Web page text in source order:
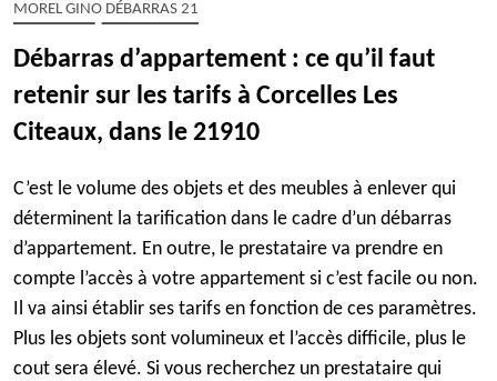
MOREL GINO DÉBARRAS 21
Débarras d’appartement : ce qu’il faut
retenir sur les tarifs à Corcelles Les
Citeaux, dans le 21910
C’est le volume des objets et des meubles à enlever qui
déterminent la tarification dans le cadre d’un débarras
d’appartement. En outre, le prestataire va prendre en
compte l’accès à votre appartement si c’est facile ou non.
Il va ainsi établir ses tarifs en fonction de ces paramètres.
Plus les objets sont volumineux et l’accès difficile, plus le
cout sera élevé. Si vous recherchez un prestataire qui